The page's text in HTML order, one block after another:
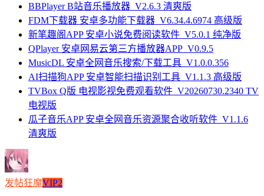
BBPlayer B站音乐播放器_V2.6.3 清爽版
FDM下载器 安卓多功能下载器_V6.34.4.6974 高级版
新笔趣阁APP 安卓小说免费阅读软件_V5.0.1 纯净版
QPlayer 安卓网易云第三方播放器APP_V0.9.5
MusicDL 安卓全网音乐搜索/下载工具_V1.0.0.356
AI扫描狗APP 安卓智能扫描识别工具_V1.1.3 高级版
TVBox Q版 电视影视免费观看软件_V20260730.2340 TV
电视版
瓜子音乐APP 安卓全网音乐资源聚合收听软件_V1.1.6
清爽版
发帖狂魔VIP2